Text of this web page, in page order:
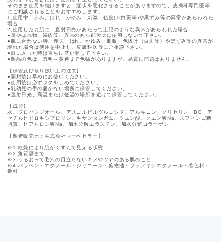
そのまま使用を続けますと、症状を悪化させることがありますので、皮膚科専門医等
にご相談されることをおすすめします。
1,使用中、赤み、はれ、かゆみ、刺激、色抜け(白斑等)や黒ずみ等の異常があらわれた
場合
2,使用したお肌に、直射日光があたって上記のような異常があらわれた場合
●傷やはれ物、湿疹等、異常のある部位には使用しないで下さい。
●肌に合わない時、赤味、はれ、かゆみ、刺激、色抜け（白斑等）や黒ずみ等の異常が
現れた場合は使用を中止し、皮膚科医等にご相談下さい。
●眼に入った時は直ちに洗い流して下さい。
●製品の色は、透明～黄色まで色幅がありますが、品質に問題はありません。
【保管及び取り扱い上の注意】
●開封後は早めにお使いください。
●使用後は必ずフタをしめてください。
●乳幼児の手の届かない場所に保管してください。
●直射日光、高温または低温の場所を避けて保管してください。
【成分】
水、プロパンジオール、アスコルビルグルコシド、アルギニン、グリセリン、BG、ア
セチルヒドロキシプロリン、キサンタンガム、クエン酸、クエン酸Na、スフィンゴ糖
脂質、ヒアルロン酸Na、加水分解エラスチン、加水分解コラーゲン
【製造販売元：株式会社マーベセラー】
※1 乾燥により肌がくすんで見える状態
※2 角質層まで
※3 うるおって毛穴の目立たないキメやツヤのある肌のこと
※4 パラベン・エタノール・シリコーン・鉱物油・フェノキシエタノール・着色料・
香料